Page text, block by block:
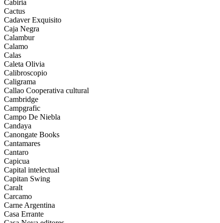
Cabiria
Cactus
Cadaver Exquisito
Caja Negra
Calambur
Calamo
Calas
Caleta Olivia
Calibroscopio
Caligrama
Callao Cooperativa cultural
Cambridge
Campgrafic
Campo De Niebla
Candaya
Canongate Books
Cantamares
Cantaro
Capicua
Capital intelectual
Capitan Swing
Caralt
Carcamo
Carne Argentina
Casa Errante